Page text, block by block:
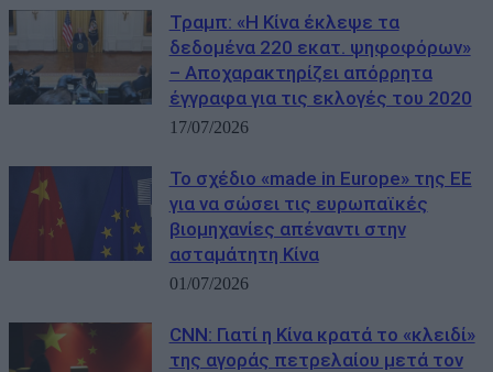
Τραμπ: «Η Κίνα έκλεψε τα
δεδομένα 220 εκατ. ψηφοφόρων»
– Αποχαρακτηρίζει απόρρητα
έγγραφα για τις εκλογές του 2020
17/07/2026
Το σχέδιο «made in Europe» της ΕΕ
για να σώσει τις ευρωπαϊκές
βιομηχανίες απέναντι στην
ασταμάτητη Κίνα
01/07/2026
CNN: Γιατί η Κίνα κρατά το «κλειδί»
της αγοράς πετρελαίου μετά τον